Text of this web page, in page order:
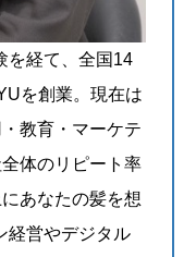
を経て、全国14
を創業。現在は
教育・マーケテ
体のリピート率
あなたの髪を想
経営やデジタル